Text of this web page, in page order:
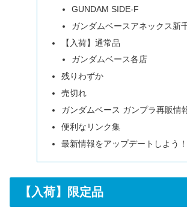
GUNDAM SIDE-F
ガンダムベースアネックス新
【入荷】通常品
ガンダムベース各店
残りわずか
売切れ
ガンダムベース ガンプラ再販情
便利なリンク集
最新情報をアップデートしよう！
【入荷】限定品